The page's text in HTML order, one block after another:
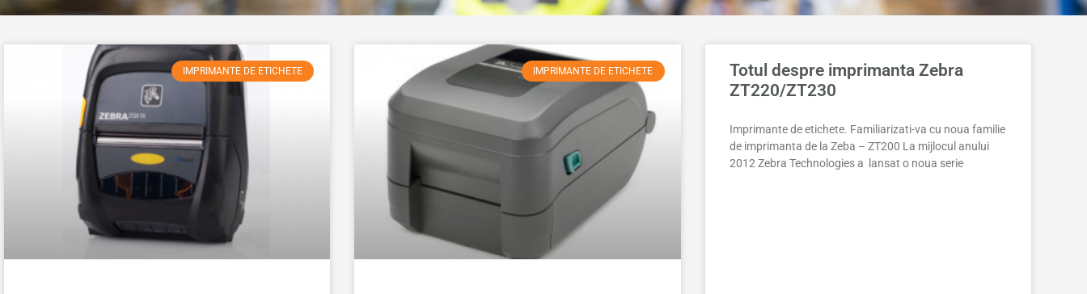
IMPRIMANTE DE ETICHETE IMPRIMANTE DE ETICHETE
Totul despre imprimanta Zebra
ZT220/ZT230
Imprimante de etichete. Familiarizati-va cu noua familie
de imprimanta de la Zeba – ZT200 La mijlocul anului
2012 Zebra Technologies a lansat o noua serie